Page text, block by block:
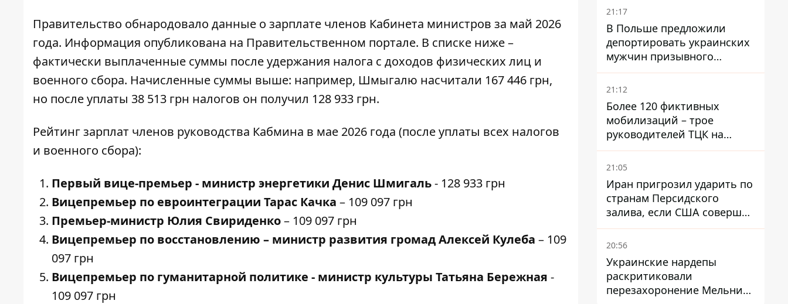
Правительство обнародовало данные о зарплате членов Кабинета министров за май 2026
года. Информация опубликована на Правительственном портале. В списке ниже –
фактически выплаченные суммы после удержания налога с доходов физических лиц и
военного сбора. Начисленные суммы выше: например, Шмыгалю насчитали 167 446 грн,
но после уплаты 38 513 грн налогов он получил 128 933 грн.
Рейтинг зарплат членов руководства Кабмина в мае 2026 года (после уплаты всех налогов
и военного сбора):
Первый вице-премьер - министр энергетики Денис Шмигаль- 128 933 грн
Вицепремьер по евроинтеграции Тарас Качка – 109 097 грн
Премьер-министр Юлия Свириденко– 109 097 грн
Вицепремьер по восстановлению – министр развития громад Алексей Кулеба – 109
097 грн
Вицепремьер по гуманитарной политике - министр культуры Татьяна Бережная -
109 097 грн
21:17
В Польше предложили
депортировать украинских
мужчин призывного
возраста - кого это может
затронуть
21:12
Более 120 фиктивных
мобилизаций – трое
руководителей ТЦК на
Волыни и Буковине
получили подозрения за
21:05
Иран пригрозил ударить по
странам Персидского
залива, если США совершат
хотя бы одну атаку - Reuters
20:56
Украинские нардепы
раскритиковали
перезахоронение Мельника